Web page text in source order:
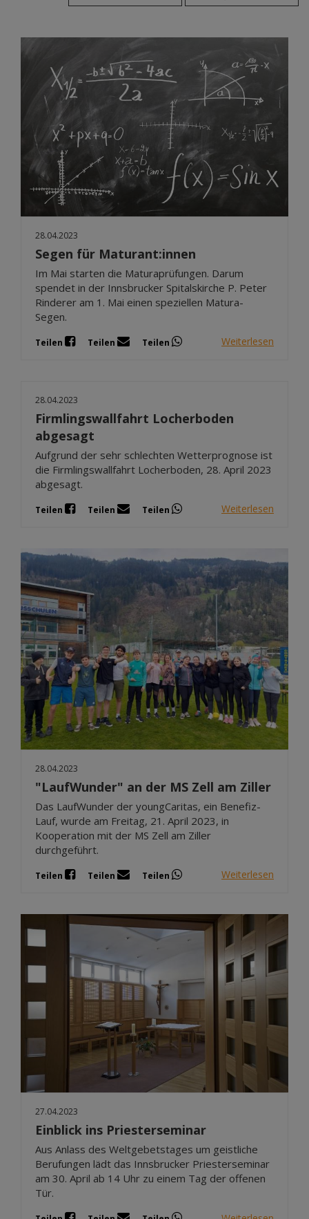
Aug 2026
Jul 2026
Jun 2026
Mai 2026
Mär 2026
Feb 2026
Jan 2026
Dez 2025
Nov 2025
28.04.2023
Segen für Maturant:innen
Im Mai starten die Maturaprüfungen. Darum
spendet in der Innsbrucker Spitalskirche P. Peter
Rinderer am 1. Mai einen speziellen Matura-
Segen.
Teilen Teilen Teilen Weiterlesen
28.04.2023
Firmlingswallfahrt Locherboden
abgesagt
Aufgrund der sehr schlechten Wetterprognose ist
die Firmlingswallfahrt Locherboden, 28. April 2023
abgesagt.
Teilen Teilen Teilen Weiterlesen
28.04.2023
"LaufWunder" an der MS Zell am Ziller
Das LaufWunder der youngCaritas, ein Benefiz-
Lauf, wurde am Freitag, 21. April 2023, in
Kooperation mit der MS Zell am Ziller
durchgeführt.
Teilen Teilen Teilen Weiterlesen
27.04.2023
Einblick ins Priesterseminar
Aus Anlass des Weltgebetstages um geistliche
Berufungen lädt das Innsbrucker Priesterseminar
am 30. April ab 14 Uhr zu einem Tag der offenen
Tür.